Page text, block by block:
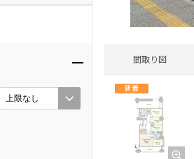
間取り図
新着